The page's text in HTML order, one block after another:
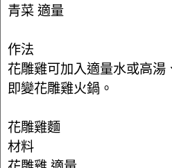
青菜 適量
作法
花雕雞可加入適量水或高湯
即變花雕雞火鍋。
花雕雞麵
材料